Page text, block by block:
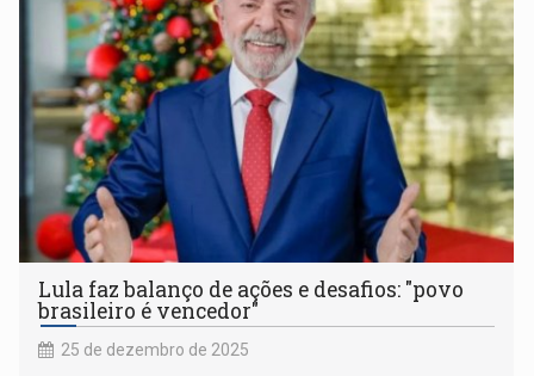
Lula faz balanço de ações e desafios: "povo
brasileiro é vencedor"
25 de dezembro de 2025